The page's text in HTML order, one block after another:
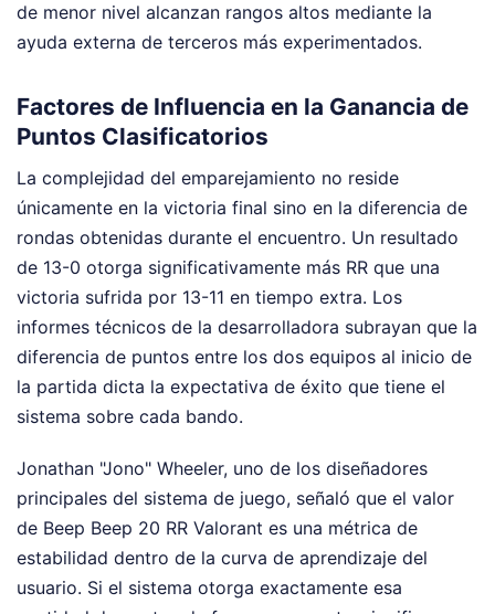
de menor nivel alcanzan rangos altos mediante la
ayuda externa de terceros más experimentados.
Factores de Influencia en la Ganancia de
Puntos Clasificatorios
La complejidad del emparejamiento no reside
únicamente en la victoria final sino en la diferencia de
rondas obtenidas durante el encuentro. Un resultado
de 13-0 otorga significativamente más RR que una
victoria sufrida por 13-11 en tiempo extra. Los
informes técnicos de la desarrolladora subrayan que la
diferencia de puntos entre los dos equipos al inicio de
la partida dicta la expectativa de éxito que tiene el
sistema sobre cada bando.
Jonathan "Jono" Wheeler, uno de los diseñadores
principales del sistema de juego, señaló que el valor
de Beep Beep 20 RR Valorant es una métrica de
estabilidad dentro de la curva de aprendizaje del
usuario. Si el sistema otorga exactamente esa